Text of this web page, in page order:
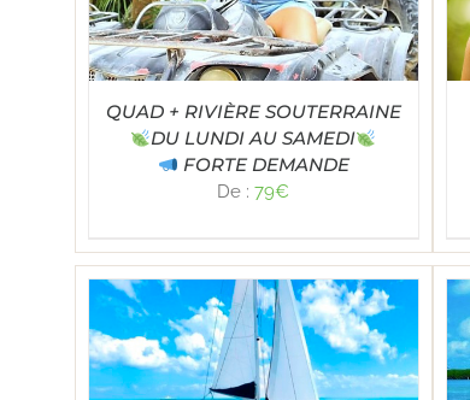
QUAD + RIVIÈRE SOUTERRAINE
DU LUNDI AU SAMEDI
FORTE DEMANDE
De :79€